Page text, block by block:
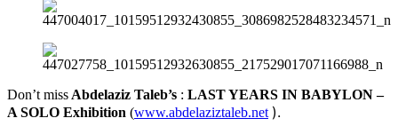
Don’t miss Abdelaziz Taleb’s : LAST YEARS IN BABYLON –
A SOLO Exhibition (www.abdelaziztaleb.net ).